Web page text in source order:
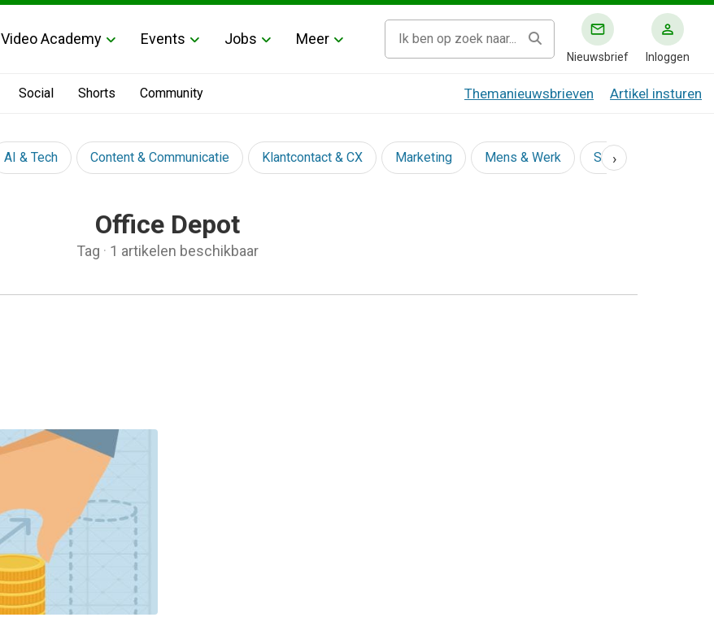
Video Academy Events Jobs Meer
Nieuwsbrief Inloggen
Social Shorts Community Themanieuwsbrieven Artikel insturen
AI & Tech Content & Communicatie Klantcontact & CX Marketing Mens & Werk Social
›
Office Depot
Tag · 1 artikelen beschikbaar